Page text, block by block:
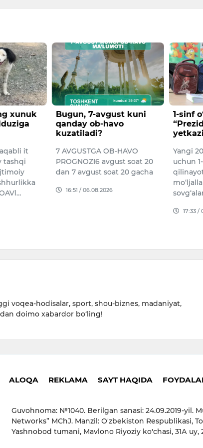
kuni
soat 20
gacha
1-sinf o‘quvchilari uchun
“Prezident sovg‘alari”ni
yetkazish boshlandi
Yangi 2026/2027-o‘quv yili
uchun 1-sinfga qabul
qilinayotgan o‘quvchilarga
sovg‘alari”ni hududlarga…
opiy
Davlat
voqea-hodisalar, sport, shou-biznes, madaniyat,
doimo xabardor bo‘ling!
ALOQA REKLAMA SAYT HAQIDA
Guvohnoma: №1040. Berilgan sanasi: 24.09.2019-yil.
Networks” MChJ. Manzil: O'zbekiston Respublikasi,
Yashnobod tumani, Mavlono Riyoziy ko'chasi, 31А uy,